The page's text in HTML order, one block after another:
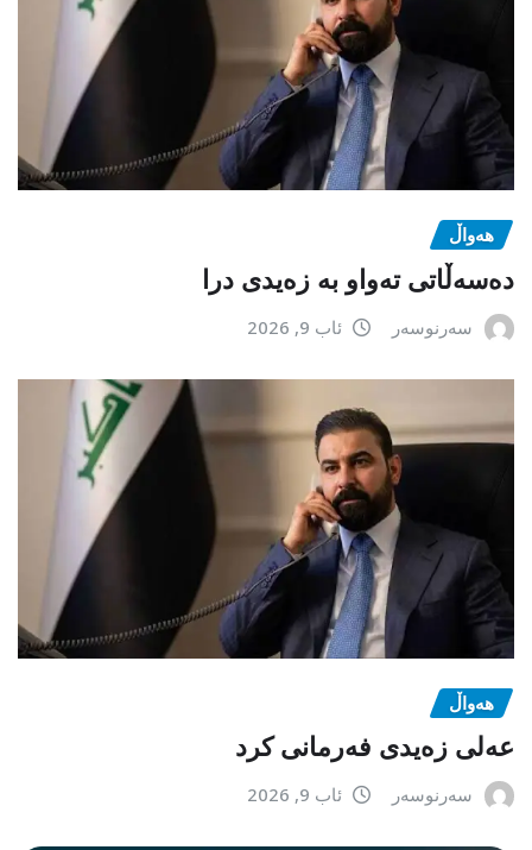
هەواڵ
دەسەڵاتی تەواو بە زەیدی درا
سەرنوسەر ئاب 9, 2026
هەواڵ
عەلی زەیدی فەرمانی کرد
سەرنوسەر ئاب 9, 2026